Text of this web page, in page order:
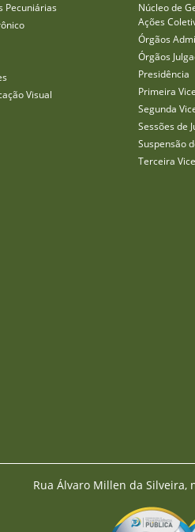
Pecuniárias
Visual
Núcleo de
Ações
Órgãos
Órgãos
Presidência
Primeira
Segunda
Sessões de
Suspensão
Terceira
Rua Álvaro Millen da Silveira,